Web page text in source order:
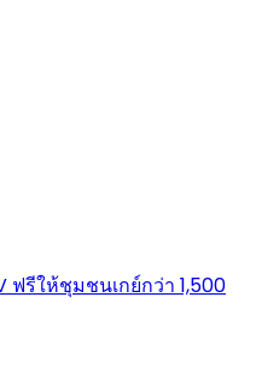
ฟรีให้ชุมชนเกย์กว่า 1,500